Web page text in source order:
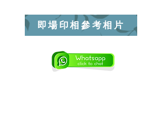
即場印相參考相片